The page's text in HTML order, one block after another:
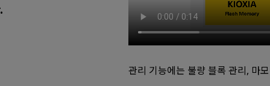
관리 기능에는 불량 블록 관리, 마